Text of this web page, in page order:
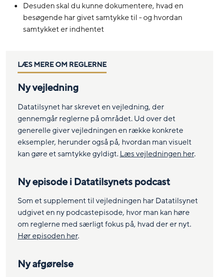
Desuden skal du kunne dokumentere, hvad en
besøgende har givet samtykke til - og hvordan
samtykket er indhentet
LÆS MERE OM REGLERNE
Ny vejledning
Datatilsynet har skrevet en vejledning, der
gennemgår reglerne på området. Ud over det
generelle giver vejledningen en række konkrete
eksempler, herunder også på, hvordan man visuelt
kan gøre et samtykke gyldigt.Læs vejledningen her.
Ny episode i Datatilsynets podcast
Som et supplement til vejledningen har Datatilsynet
udgivet en ny podcastepisode, hvor man kan høre
om reglerne med særligt fokus på, hvad der er nyt.
Hør episoden her.
Ny afgørelse